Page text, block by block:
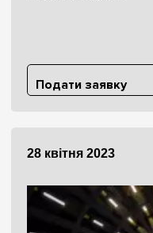
Подати заявку
28 квітня 2023